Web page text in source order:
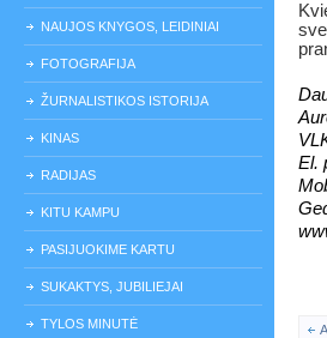
NAUJOS KNYGOS, LEIDINIAI
FOTOGRAFIJA
ŽURNALISTIKOS ISTORIJA
KINAS
RADIJAS
KITU KAMPU
PASIJUOKIME KARTU
SUKAKTYS, JUBILIEJAI
TYLOS MINUTĖ
El.